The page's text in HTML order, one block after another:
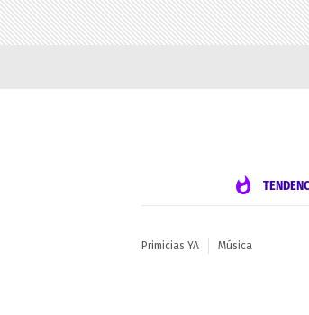
Primicias YA Música